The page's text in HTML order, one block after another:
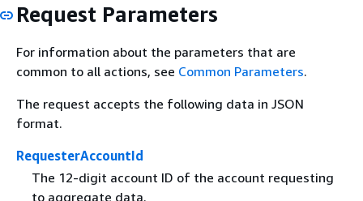
Request Parameters
For information about the parameters that are
common to all actions, see Common Parameters.
The request accepts the following data in JSON
format.
RequesterAccountId
The 12-digit account ID of the account requesting
to aggregate data.